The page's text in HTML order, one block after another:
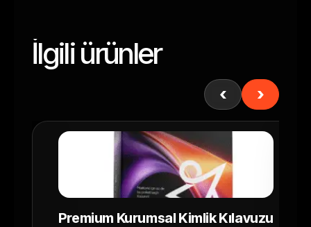
İlgili ürünler
Premium Kurumsal Kimlik Kılavuzu
‹ ›